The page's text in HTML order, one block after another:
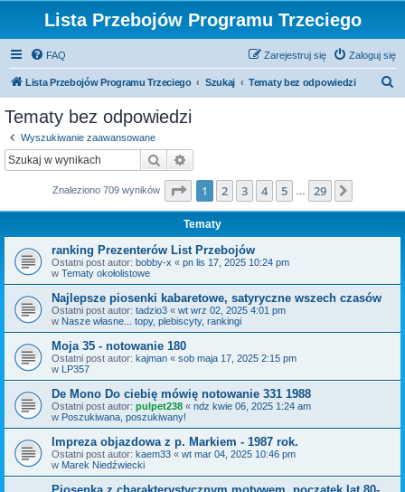
Lista Przebojów Programu Trzeciego
FAQ Zaloguj się
Zarejestruj się
Lista Przebojów Programu Trzeciego Szukaj Tematy bez odpowiedzi
Tematy bez odpowiedzi
Wyszukiwanie zaawansowane
Szukaj
Znaleziono 709 wyników Strona z29
1 2 3 4 5 29
Tematy
ranking Prezenterów List Przebojów
Ostatni post autor: bobby-x « pn lis 17, 2025 10:24 pm
w Tematy okołolistowe
Najlepsze piosenki kabaretowe, satyryczne wszech czasów
Ostatni post autor: tadzio3 « wt wrz 02, 2025 4:01 pm
w Nasze własne... topy, plebiscyty, rankingi
Moja 35 - notowanie 180
Ostatni post autor: kajman « sob maja 17, 2025 2:15 pm
w LP357
De Mono Do ciebię mówię notowanie 331 1988
Ostatni post autor: pulpet238 « ndz kwie 06, 2025 1:24 am
w Poszukiwana, poszukiwany!
Impreza objazdowa z p. Markiem - 1987 rok.
Ostatni post autor: kaem33 « wt mar 04, 2025 10:46 pm
w Marek Niedźwiecki
Piosenka z charakterystycznym motywem, początek lat 80-